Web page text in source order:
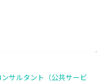
サルタント（公共サービ